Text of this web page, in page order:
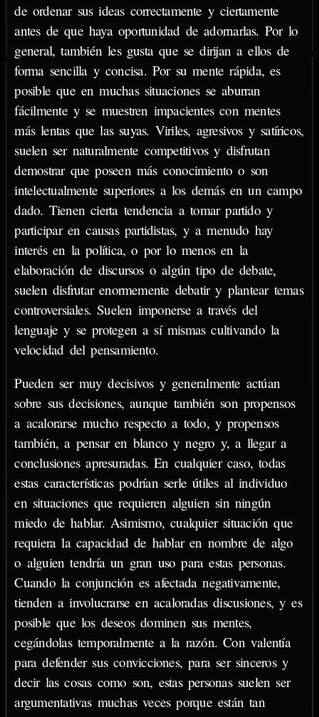
de ordenar sus ideas correctamente y ciertamente
antes de que haya oportunidad de adornarlas. Por lo
general, también les gusta que se dirijan a ellos de
forma sencilla y concisa. Por su mente rápida, es
posible que en muchas situaciones se aburran
fácilmente y se muestren impacientes con mentes
más lentas que las suyas. Viriles, agresivos y satíricos,
suelen ser naturalmente competitivos y disfrutan
demostrar que poseen más conocimiento o son
intelectualmente superiores a los demás en un campo
dado. Tienen cierta tendencia a tomar partido y
participar en causas partidistas, y a menudo hay
interés en la política, o por lo menos en la
elaboración de discursos o algún tipo de debate,
suelen disfrutar enormemente debatir y plantear temas
controversiales. Suelen imponerse a través del
lenguaje y se protegen a sí mismas cultivando la
velocidad del pensamiento.
Pueden ser muy decisivos y generalmente actúan
sobre sus decisiones, aunque también son propensos
a acalorarse mucho respecto a todo, y propensos
también, a pensar en blanco y negro y, a llegar a
conclusiones apresuradas. En cualquier caso, todas
estas características podrían serle útiles al individuo
en situaciones que requieren alguien sin ningún
miedo de hablar. Asimismo, cualquier situación que
requiera la capacidad de hablar en nombre de algo
o alguien tendría un gran uso para estas personas.
Cuando la conjunción es afectada negativamente,
tienden a involucrarse en acaloradas discusiones, y es
posible que los deseos dominen sus mentes,
cegándolas temporalmente a la razón. Con valentía
para defender sus convicciones, para ser sinceros y
decir las cosas como son, estas personas suelen ser
argumentativas muchas veces porque están tan